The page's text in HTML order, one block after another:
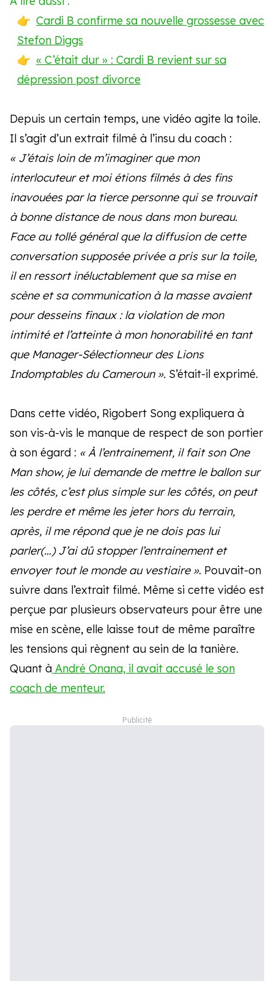
Depuis un certain temps, une vidéo agite la toile.
Il s’agit d’un extrait filmé à l’insu du coach :
« J’étais loin de m’imaginer que mon
interlocuteur et moi étions filmés à des fins
inavouées par la tierce personne qui se trouvait
à bonne distance de nous dans mon bureau.
Face au tollé général que la diffusion de cette
conversation supposée privée a pris sur la toile,
il en ressort inéluctablement que sa mise en
scène et sa communication à la masse avaient
pour desseins finaux : la violation de mon
intimité et l’atteinte à mon honorabilité en tant
que Manager-Sélectionneur des Lions
Indomptables du Cameroun ». S’était-il exprimé.
Dans cette vidéo, Rigobert Song expliquera à
son vis-à-vis le manque de respect de son portier
à son égard : « À l’entrainement, il fait son One
Man show, je lui demande de mettre le ballon sur
les côtés, c’est plus simple sur les côtés, on peut
les perdre et même les jeter hors du terrain,
après, il me répond que je ne dois pas lui
parler(…) J’ai dû stopper l’entrainement et
envoyer tout le monde au vestiaire ». Pouvait-on
suivre dans l’extrait filmé. Même si cette vidéo est
perçue par plusieurs observateurs pour être une
mise en scène, elle laisse tout de même paraître
les tensions qui règnent au sein de la tanière.
Quant à André Onana, il avait accusé le son
coach de menteur.
Cardi B confirme sa nouvelle grossesse avec
Stefon Diggs
« C’était dur » : Cardi B revient sur sa
dépression post divorce